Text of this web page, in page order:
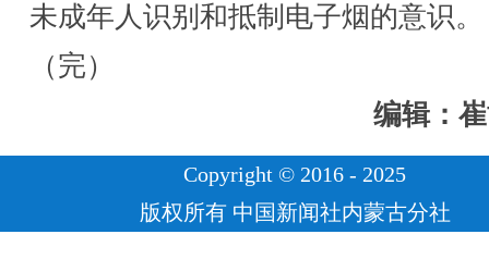
未成年人识别和抵制电子烟的意识。
（完）
编辑：
Copyright © 2016 - 2025
版权所有 中国新闻社内蒙古分社